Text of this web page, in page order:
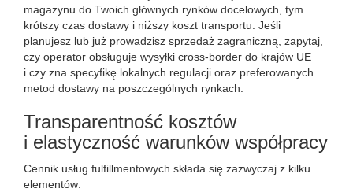
magazynu do Twoich głównych rynków docelowych, tym
krótszy czas dostawy i niższy koszt transportu. Jeśli
planujesz lub już prowadzisz sprzedaż zagraniczną, zapytaj,
czy operator obsługuje wysyłki cross-border do krajów UE
i czy zna specyfikę lokalnych regulacji oraz preferowanych
metod dostawy na poszczególnych rynkach.
Transparentność kosztów
i elastyczność warunków współpracy
Cennik usług fulfillmentowych składa się zazwyczaj z kilku
elementów: